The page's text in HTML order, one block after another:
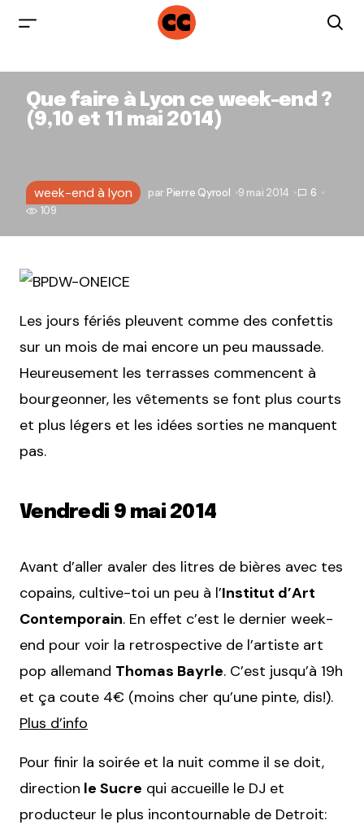
Que faire à Lyon ce week-end ?
(9,10 et 11 mai 2014)
week-end à lyon par Pierre Qyrool 9 mai 2014
6
109
Les jours fériés pleuvent comme des confettis
sur un mois de mai encore un peu maussade.
Heureusement les terrasses commencent à
bourgeonner, les vêtements se font plus courts
et plus légers et les idées sorties ne manquent
pas.
Vendredi 9 mai 2014
Avant d’aller avaler des litres de bières avec tes
copains, cultive-toi un peu à l’Institut d’Art
Contemporain. En effet c’est le dernier week-
end pour voir la retrospective de l’artiste art
pop allemand Thomas Bayrle. C’est jusqu’à 19h
et ça coute 4€ (moins cher qu’une pinte, dis!).
Plus d’info
Pour finir la soirée et la nuit comme il se doit,
direction le Sucre qui accueille le DJ et
producteur le plus incontournable de Detroit: